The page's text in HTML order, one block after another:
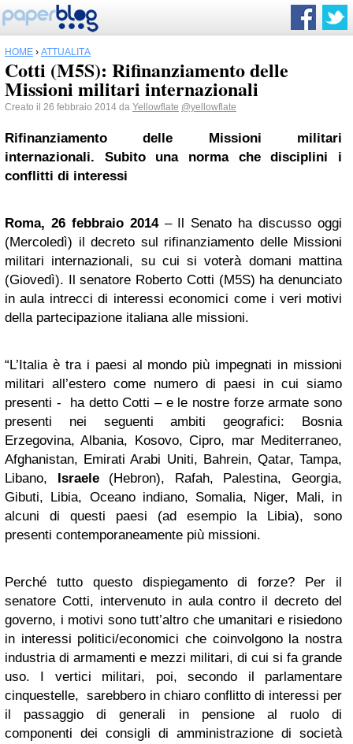
HOME › ATTUALITÀ
Cotti (M5S): Rifinanziamento delle
Missioni militari internazionali
Creato il 26 febbraio 2014 da Yellowflate @yellowflate
Rifinanziamento delle Missioni militari
internazionali. Subito una norma che disciplini i
conflitti di interessi
Roma, 26 febbraio 2014– Il Senato ha discusso oggi
(Mercoledì) il decreto sul rifinanziamento delle Missioni
militari internazionali, su cui si voterà domani mattina
(Giovedì). Il senatore Roberto Cotti (M5S) ha denunciato
in aula intrecci di interessi economici come i veri motivi
della partecipazione italiana alle missioni.
“L’Italia è tra i paesi al mondo più impegnati in missioni
militari all’estero come numero di paesi in cui siamo
presenti - ha detto Cotti – e le nostre forze armate sono
presenti nei seguenti ambiti geografici: Bosnia
Erzegovina, Albania, Kosovo, Cipro, mar Mediterraneo,
Afghanistan, Emirati Arabi Uniti, Bahrein, Qatar, Tampa,
Libano, Israele(Hebron), Rafah, Palestina, Georgia,
Gibuti, Libia, Oceano indiano, Somalia, Niger, Mali, in
alcuni di questi paesi (ad esempio la Libia), sono
presenti contemporaneamente più missioni.
Perché tutto questo dispiegamento di forze? Per il
senatore Cotti, intervenuto in aula contro il decreto del
governo, i motivi sono tutt’altro che umanitari e risiedono
in interessi politici/economici che coinvolgono la nostra
industria di armamenti e mezzi militari, di cui si fa grande
uso. I vertici militari, poi, secondo il parlamentare
cinquestelle, sarebbero in chiaro conflitto di interessi per
il passaggio di generali in pensione al ruolo di
componenti dei consigli di amministrazione di società